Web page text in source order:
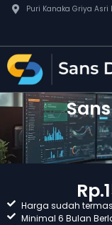
Puri Kanaka Griya Asri
Harga sudah
Minimal 6 Bulan